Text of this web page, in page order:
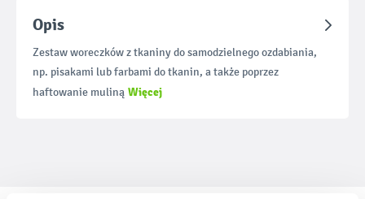
Opis
Zestaw woreczków z tkaniny do samodzielnego ozdabiania,
np. pisakami lub farbami do tkanin, a także poprzez
haftowanie muliną Więcej